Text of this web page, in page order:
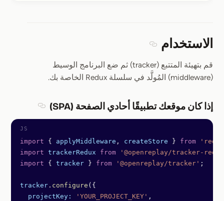
الاستخدام
قم بتهيئة المتتبع (tracker) ثم ضع البرنامج الوسيط
(middleware) المُولَّد في سلسلة Redux الخاصة بك.
إذا كان موقعك تطبيقًا أحادي الصفحة (SPA)
import { applyMiddleware , createStore } from
import trackerRedux from '@openreplay/tracker-
import { tracker } from '@openreplay/tracker' ;
tracker . configure ({
  projectKey:
'YOUR_PROJECT_KEY' ,